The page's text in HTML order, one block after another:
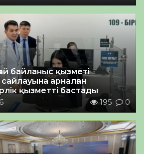
байланыс қызметі
арналған
қызметті бастады
195 0